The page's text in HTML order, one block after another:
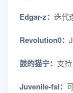
Edgar-z： 迭代
Revolution0：
鼓的猫宁： 支
Juvenile-fsl：